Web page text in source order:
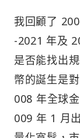
我回顧了
-2021 年及
是否能找出
幣的誕生是
008 年全球
009 年 1 月